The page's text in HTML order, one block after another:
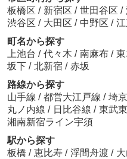
板橋区 / 新宿区 / 世田谷区 /
渋谷区 / 大田区 / 中野区 /
町名から探す
上池台 / 代々木 / 南麻布 /
坂下 / 北新宿 / 赤坂
路線から探す
山手線 / 都営大江戸線 / 埼
丸ノ内線 / 日比谷線 / 東武
湘南新宿ライン宇須
駅から探す
板橋 / 恵比寿 / 浮間舟渡 /